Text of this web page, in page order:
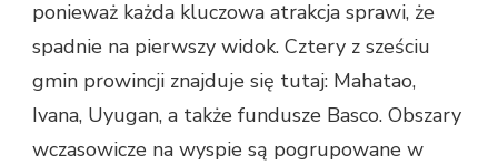
ponieważ każda kluczowa atrakcja sprawi, że
spadnie na pierwszy widok. Cztery z sześciu
gmin prowincji znajduje się tutaj: Mahatao,
Ivana, Uyugan, a także fundusze Basco. Obszary
wczasowicze na wyspie są pogrupowane w